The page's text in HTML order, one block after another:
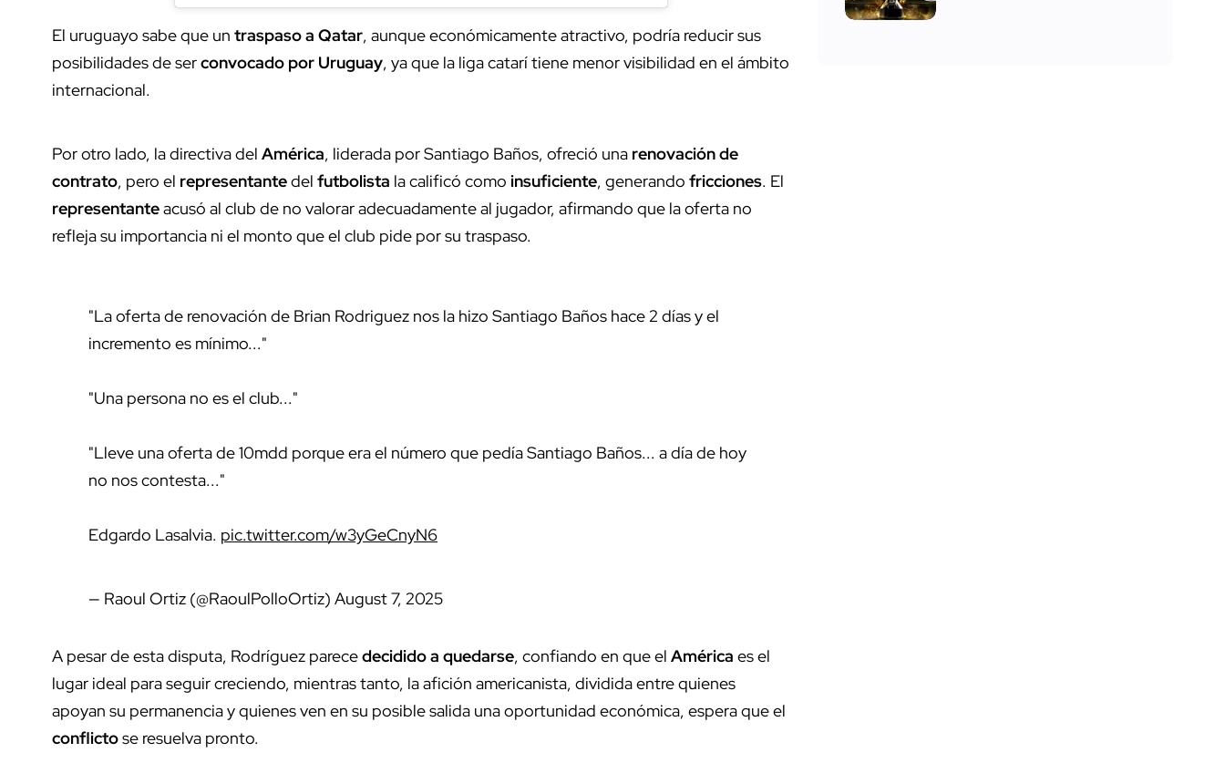
El uruguayo sabe que un traspaso a Qatar, aunque económicamente atractivo, podría reducir sus
posibilidades de serconvocado por Uruguay, ya que la liga catarí tiene menor visibilidad en el ámbito
internacional.
Por otro lado, la directiva del América, liderada por Santiago Baños, ofreció una renovación de
contrato, pero el representantedel futbolista la calificó como insuficiente, generando fricciones. El
representanteacusó al club de no valorar adecuadamente al jugador, afirmando que la oferta no
refleja su importancia ni el monto que el club pide por su traspaso.
"La oferta de renovación de Brian Rodriguez nos la hizo Santiago Baños hace 2 días y el
incremento es mínimo..."
"Una persona no es el club..."
"Lleve una oferta de 10mdd porque era el número que pedía Santiago Baños... a día de hoy
no nos contesta..."
Edgardo Lasalvia. pic.twitter.com/w3yGeCnyN6
— Raoul Ortiz (@RaoulPolloOrtiz) August 7, 2025
A pesar de esta disputa, Rodríguez parecedecidido a quedarse, confiando en que el América es el
lugar ideal para seguir creciendo, mientras tanto, la afición americanista, dividida entre quienes
apoyan su permanencia y quienes ven en su posible salida una oportunidad económica, espera que el
conflictose resuelva pronto.